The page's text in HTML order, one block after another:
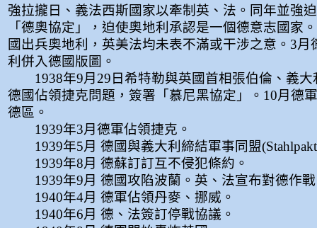
強拉攏日、義法西斯國家以牽制英、法。同年並強
「德奧協定」，迫使奧地利承認是一個德意志國家
國出兵奧地利，英美法均未表不滿或干涉之意。3月
利併入德國版圖。
1938年9月29日希特勒與英國首相張伯倫、義大
德國佔領捷克問題，簽署「慕尼黑協定」。10月德
德區。
1939年3月德軍佔領捷克。
1939年5月 德國與義大利締結軍事同盟
1939年8月 德蘇訂訂互不侵犯條約。
1939年9月 德國攻陷波蘭。英、法宣布對德作
1940年4月 德軍佔領丹麥、挪威。
1940年6月 德、法簽訂停戰協議。